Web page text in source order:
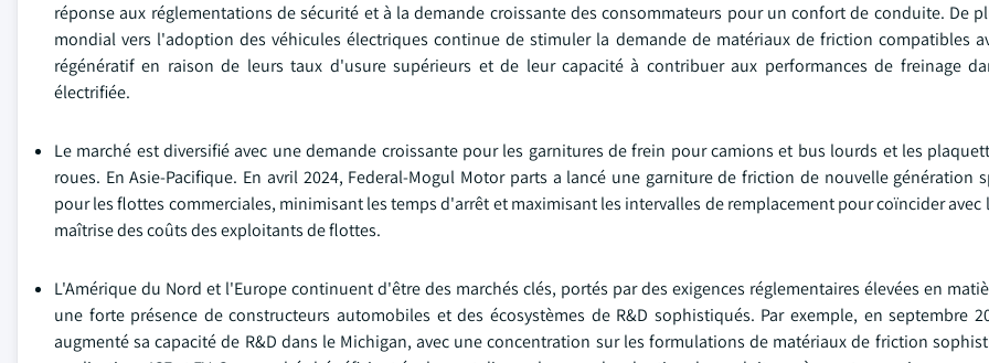
réponse aux réglementations de sécurité et à la demande croissante des consommateurs pour un confort de conduite. De
mondial vers l'adoption des véhicules électriques continue de stimuler la demande de matériaux de friction compatibles
régénératif en raison de leurs taux d'usure supérieurs et de leur capacité à contribuer aux performances de freinage
électrifiée.
Le marché est diversifié avec une demande croissante pour les garnitures de frein pour camions et bus lourds et les
roues. En Asie-Pacifique. En avril 2024, Federal-Mogul Motor parts a lancé une garniture de friction de nouvelle génération
pour les flottes commerciales, minimisant les temps d'arrêt et maximisant les intervalles de remplacement pour coïncider avec
maîtrise des coûts des exploitants de flottes.
L'Amérique du Nord et l'Europe continuent d'être des marchés clés, portés par des exigences réglementaires élevées en
une forte présence de constructeurs automobiles et des écosystèmes de R&D sophistiqués. Par exemple, en septembre
augmenté sa capacité de R&D dans le Michigan, avec une concentration sur les formulations de matériaux de friction